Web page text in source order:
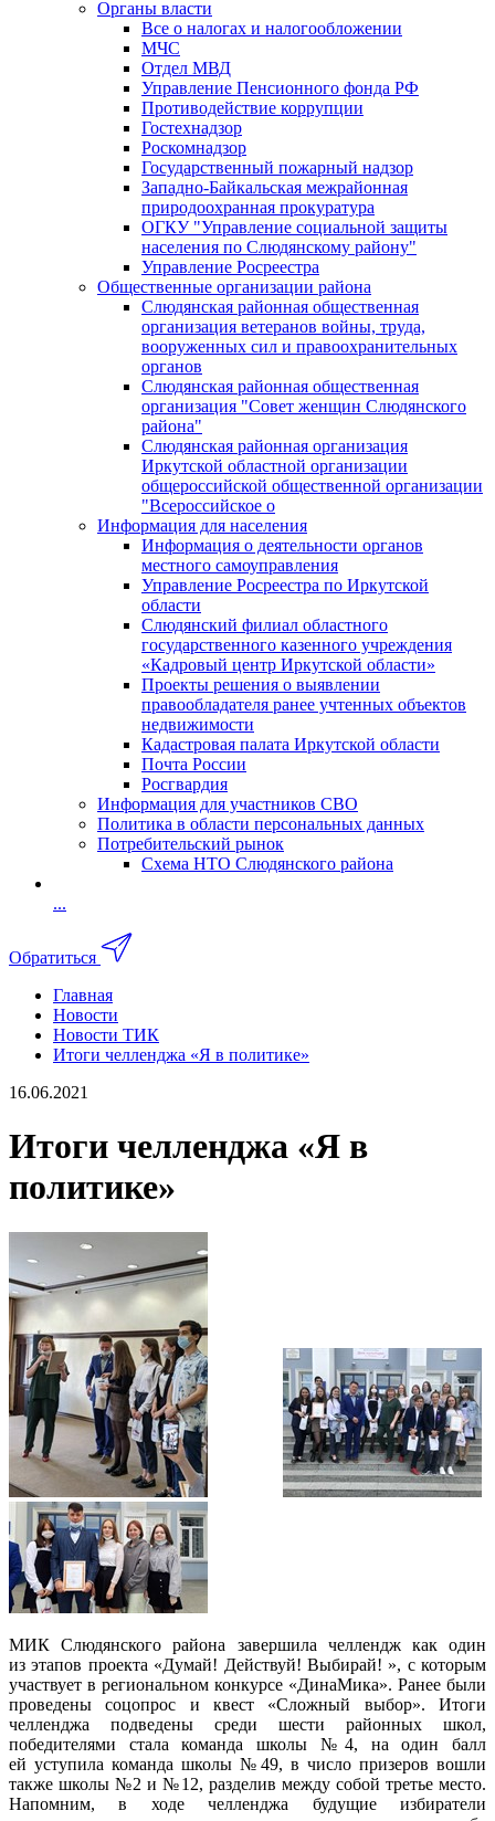
Органы власти
Все о налогах и налогообложении
МЧС
Отдел МВД
Управление Пенсионного фонда РФ
Противодействие коррупции
Гостехнадзор
Роскомнадзор
Государственный пожарный надзор
Западно-Байкальская межрайонная
природоохранная прокуратура
ОГКУ "Управление социальной защиты
населения по Слюдянскому району"
Управление Росреестра
Общественные организации района
Слюдянская районная общественная
организация ветеранов войны, труда,
вооруженных сил и правоохранительных
органов
Слюдянская районная общественная
организация "Совет женщин Слюдянского
района"
Слюдянская районная организация
Иркутской областной организации
общероссийской общественной организации
"Всероссийское о
Информация для населения
Информация о деятельности органов
местного самоуправления
Управление Росреестра по Иркутской
области
Слюдянский филиал областного
государственного казенного учреждения
«Кадровый центр Иркутской области»
Проекты решения о выявлении
правообладателя ранее учтенных объектов
недвижимости
Кадастровая палата Иркутской области
Почта России
Росгвардия
Информация для участников СВО
Политика в области персональных данных
Потребительский рынок
Схема НТО Слюдянского района
...
Обратиться
Главная
Новости
Новости ТИК
Итоги челленджа «Я в политике»
16.06.2021
Итоги челленджа «Я в
политике»
МИК Слюдянского района завершила челлендж как один
из этапов проекта «Думай! Действуй! Выбирай! », с которым
участвует в региональном конкурсе «ДинаМика». Ранее были
проведены соцопрос и квест «Сложный выбор». Итоги
челленджа подведены среди шести районных школ,
победителями стала команда школы №4, на один балл
ей уступила команда школы №49, в число призеров вошли
также школы №2 и №12, разделив между собой третье место.
Напомним, в ходе челленджа будущие избиратели